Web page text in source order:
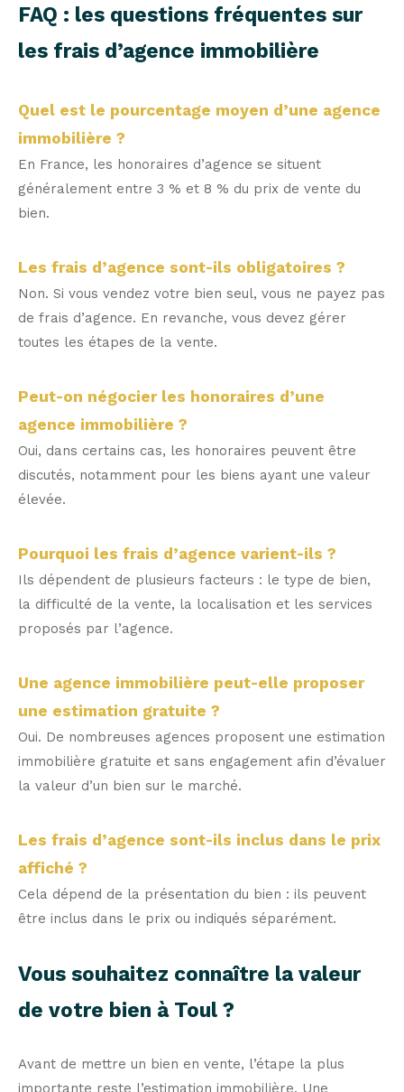
FAQ : les questions fréquentes sur
les frais d’agence immobilière
Quel est le pourcentage moyen d’une agence
immobilière ?
En France, les honoraires d’agence se situent
généralement entre 3 % et 8 % du prix de vente du
bien.
Les frais d’agence sont-ils obligatoires ?
Non. Si vous vendez votre bien seul, vous ne payez pas
de frais d’agence. En revanche, vous devez gérer
toutes les étapes de la vente.
Peut-on négocier les honoraires d’une
agence immobilière ?
Oui, dans certains cas, les honoraires peuvent être
discutés, notamment pour les biens ayant une valeur
élevée.
Pourquoi les frais d’agence varient-ils ?
Ils dépendent de plusieurs facteurs : le type de bien,
la difficulté de la vente, la localisation et les services
proposés par l’agence.
Une agence immobilière peut-elle proposer
une estimation gratuite ?
Oui. De nombreuses agences proposent une estimation
immobilière gratuite et sans engagement afin d’évaluer
la valeur d’un bien sur le marché.
Les frais d’agence sont-ils inclus dans le prix
affiché ?
Cela dépend de la présentation du bien : ils peuvent
être inclus dans le prix ou indiqués séparément.
Vous souhaitez connaître la valeur
de votre bien à Toul ?
Avant de mettre un bien en vente, l’étape la plus
importante reste l’estimation immobilière. Une